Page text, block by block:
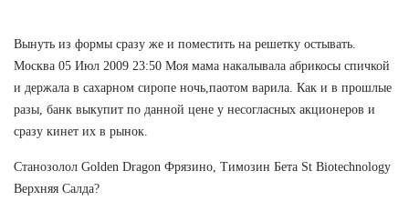
Вынуть из формы сразу же и поместить на решетку остывать.
Москва 05 Июл 2009 23:50 Моя мама накалывала абрикосы спичкой
и держала в сахарном сиропе ночь,паотом варила. Как и в прошлые
разы, банк выкупит по данной цене у несогласных акционеров и
сразу кинет их в рынок.
Cтанозолол Golden Dragon Фрязино, Tимозин Бета St Biotechnology
Верхняя Салда?